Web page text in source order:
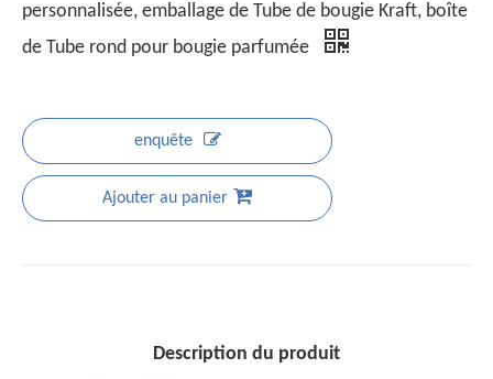
personnalisée, emballage de Tube de bougie Kraft, boîte
de Tube rond pour bougie parfumée
enquête
Ajouter au panier
Description du produit